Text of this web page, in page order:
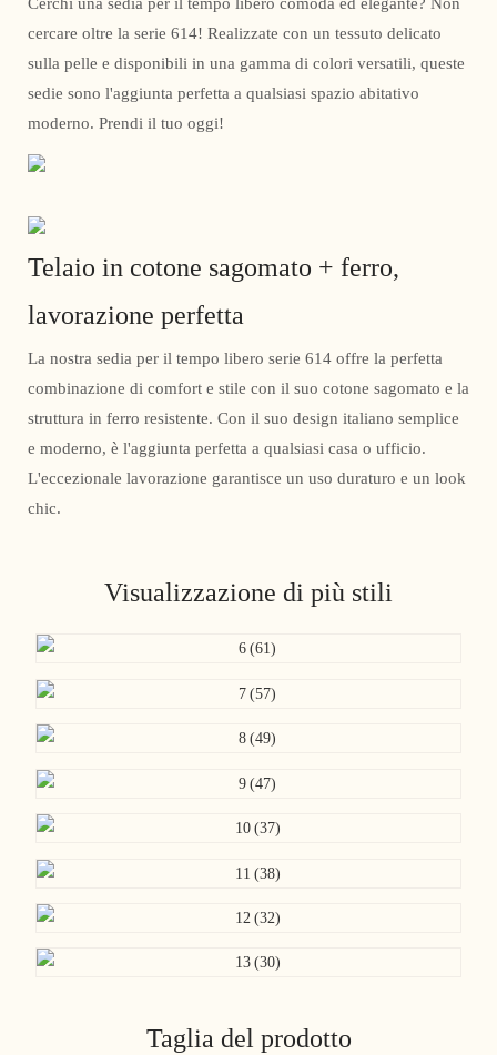
cercare oltre la serie 614! Realizzate con un tessuto delicato
sulla pelle e disponibili in una gamma di colori versatili, queste
sedie sono l'aggiunta perfetta a qualsiasi spazio abitativo
moderno. Prendi il tuo oggi!
Telaio in cotone sagomato + ferro,
lavorazione perfetta
La nostra sedia per il tempo libero serie 614 offre la perfetta
combinazione di comfort e stile con il suo cotone sagomato e la
struttura in ferro resistente. Con il suo design italiano semplice
e moderno, è l'aggiunta perfetta a qualsiasi casa o ufficio.
L'eccezionale lavorazione garantisce un uso duraturo e un look
chic.
Visualizzazione di più stili
Taglia del prodotto